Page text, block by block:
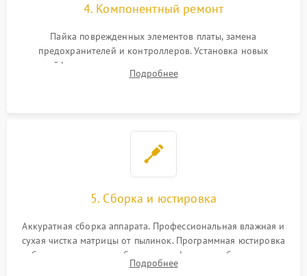
4. Компонентный ремонт
Пайка поврежденных элементов платы, замена
предохранителей и контроллеров. Установка новых
шлейфов, дисплея, механизма затвора или двигателя
автофокуса. Восстановление геометрии тубуса объектива
Подробнее
5. Сборка и юстировка
Аккуратная сборка аппарата. Профессиональная влажная и
сухая чистка матрицы от пылинок. Программная юстировка
рабочего отрезка, калибровка автофокуса, стабилизатора и
экспозамера с помощью сервисного ПО.
Подробнее